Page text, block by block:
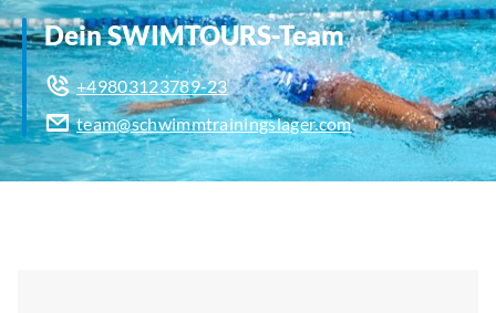
Dein SWIMTOURS-Team
+49803123789-23
team@schwimmtrainingslager.com